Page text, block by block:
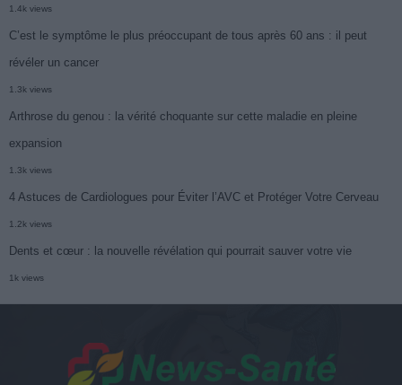
1.4k views
C’est le symptôme le plus préoccupant de tous après 60 ans : il peut
révéler un cancer
1.3k views
Arthrose du genou : la vérité choquante sur cette maladie en pleine
expansion
1.3k views
4 Astuces de Cardiologues pour Éviter l’AVC et Protéger Votre Cerveau
1.2k views
Dents et cœur : la nouvelle révélation qui pourrait sauver votre vie
1k views